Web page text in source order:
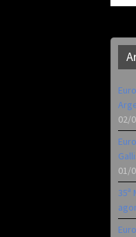
02/
01/
35ª